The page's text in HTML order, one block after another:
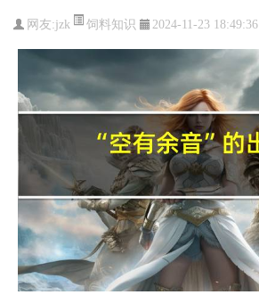
网友:jzk 饲料知识 2024-11-23 18:49:36